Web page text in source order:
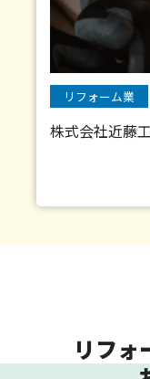
リフォーム業
株式会社近藤
リフォ